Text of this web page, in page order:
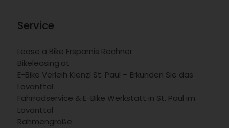
Service
Lease a Bike Ersparnis Rechner
Bikeleasing.at
E-Bike Verleih Kienzl St. Paul – Erkunden Sie das
Lavanttal
Fahrradservice & E-Bike Werkstatt in St. Paul im
Lavanttal
Rahmengröße